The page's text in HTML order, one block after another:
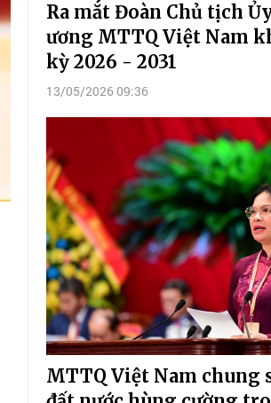
Ra mắt Đoàn Chủ tịch
ương MTTQ Việt Nam
kỳ 2026 - 2031
13/05/2026 09:36
MTTQ Việt Nam chung